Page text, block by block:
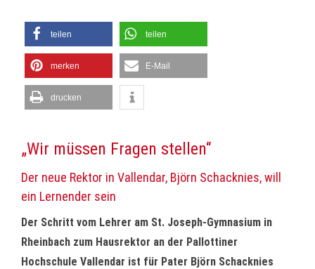
teilen teilen
merken E-Mail
drucken
„Wir müssen Fragen stellen“
Der neue Rektor in Vallendar, Björn Schacknies, will
ein Lernender sein
Der Schritt vom Lehrer am St. Joseph-Gymnasium in
Rheinbach zum Hausrektor an der Pallottiner
Hochschule Vallendar ist für Pater Björn Schacknies